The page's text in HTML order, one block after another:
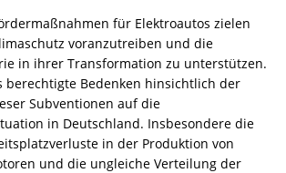
für Elektroautos zielen
voranzutreiben und die
in ihrer Transformation zu unterstützen.
berechtigte Bedenken hinsichtlich der
Subventionen auf die
in Deutschland. Insbesondere die
in der Produktion von
und die ungleiche Verteilung der